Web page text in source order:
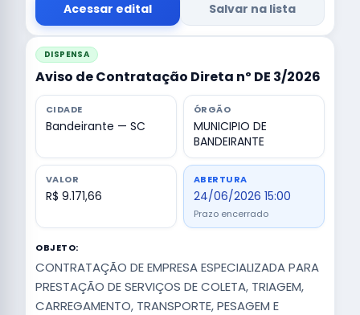
Acessar edital Salvar na lista
DISPENSA
Aviso de Contratação Direta nº DE 3/2026
CIDADE
Bandeirante — SC
ÓRGÃO
MUNICIPIO DE
BANDEIRANTE
VALOR
R$ 9.171,66
ABERTURA
24/06/2026 15:00
Prazo encerrado
OBJETO:
CONTRATAÇÃO DE EMPRESA ESPECIALIZADA PARA
PRESTAÇÃO DE SERVIÇOS DE COLETA, TRIAGEM,
CARREGAMENTO, TRANSPORTE, PESAGEM E